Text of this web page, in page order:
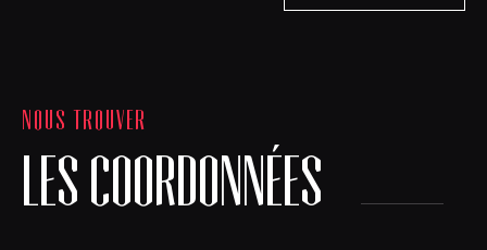
NOUS TROUVER
LES COORDONNÉES